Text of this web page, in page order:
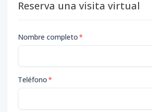
Reserva una visita virtual
Nombre completo*
Teléfono*